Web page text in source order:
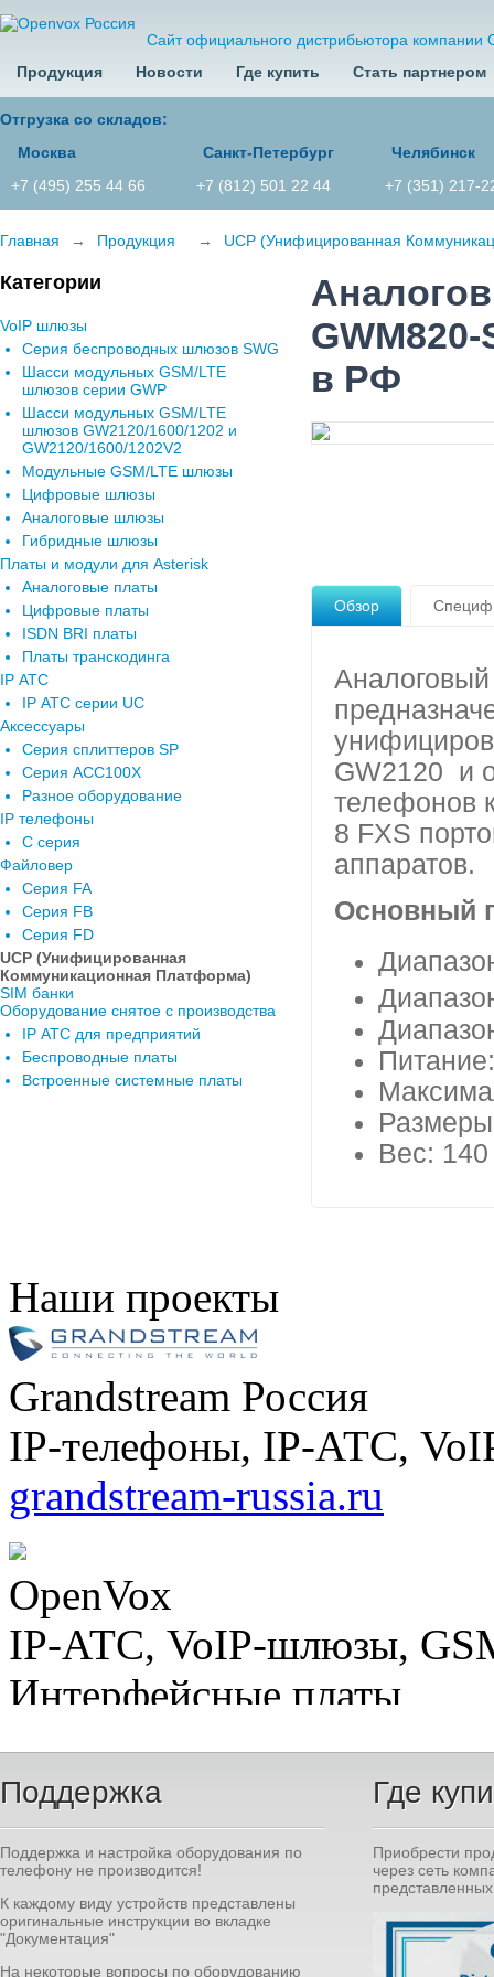
Сайт официального дистрибьютора компании
Продукция
Новости Где купить Стать партнером
Отгрузка со складов:
Москва
+7 (495) 255 44 66
Санкт-Петербург
+7 (812) 501 22 44
Челябинск
+7 (351) 217-
Главная → Продукция → UCP (Унифицированная
Категории
VoIP шлюзы
Серия беспроводных шлюзов SWG
Шасси модульных GSM/LTE
шлюзов серии GWP
Шасси модульных GSM/LTE
шлюзов GW2120/1600/1202 и
GW2120/1600/1202V2
Модульные GSM/LTE шлюзы
Цифровые шлюзы
Аналоговые шлюзы
Гибридные шлюзы
Платы и модули для Asterisk
Аналоговые платы
Цифровые платы
ISDN BRI платы
Платы транскодинга
IP АТС
IP АТС серии UC
Аксессуары
Серия сплиттеров SP
Серия ACC100X
Разное оборудование
IP телефоны
C серия
Файловер
Серия FA
Серия FB
Серия FD
UCP (Унифицированная
Коммуникационная Платформа)
SIM банки
Оборудование снятое с производства
IP АТС для предприятий
Беспроводные платы
Встроенные системные платы
в РФ
Обзор
GW2120 и
телефонов
8 FXS
аппаратов.
Основный
Вес: 140
Поддержка
Поддержка и настройка оборудования по
телефону не производится!
К каждому виду устройств представлены
оригинальные инструкции во вкладке
"Документация"
На некоторые вопросы по оборудованию
Где
Приобрести
через сеть